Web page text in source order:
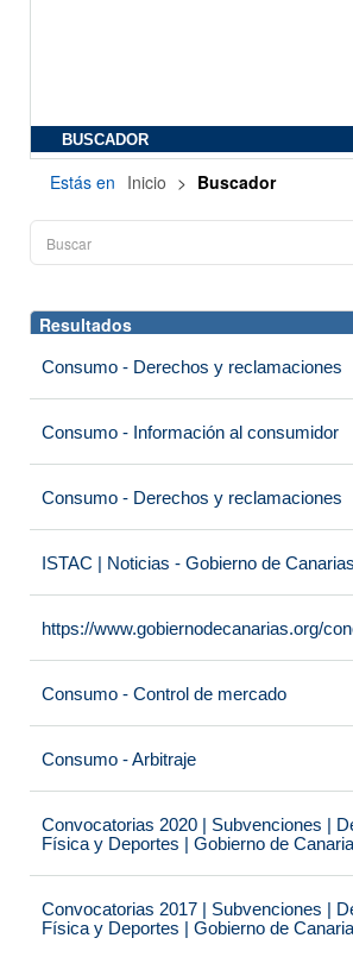
BUSCADOR
Estás en Inicio > Buscador
Resultados
Consumo - Derechos y reclamaciones
Consumo - Información al consumidor
Consumo - Derechos y reclamaciones
ISTAC | Noticias - Gobierno de Canarias
https://www.gobiernodecanarias.org/
Consumo - Control de mercado
Consumo - Arbitraje
Convocatorias 2020 | Subvenciones |
Física y Deportes | Gobierno de
Convocatorias 2017 | Subvenciones |
Física y Deportes | Gobierno de